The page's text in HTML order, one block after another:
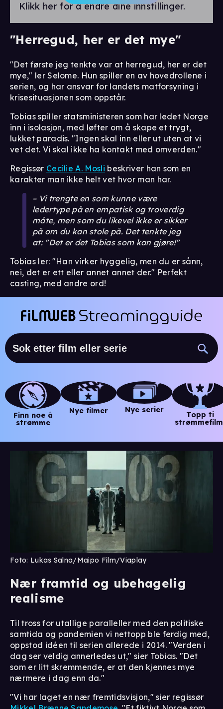
Klikk her for å endre dine innstillinger.
"Herregud, her er det mye"
"Det første jeg tenkte var at herregud, her er det
mye," ler Selome. Hun spiller en av hovedrollene i
serien, og har ansvar for landets matforsyning i
krisesituasjonen som oppstår.
Tobias spiller statsministeren som har ledet Norge
inn i isolasjon, med løfter om å skape et trygt,
lukket paradis. "Ingen skal inn eller ut uten at vi
vet det. Vi skal ikke ha kontakt med omverden."
Regissør Cecilie A. Mosli beskriver han som en
karakter man ikke helt vet hvor man har.
– Vi trengte en som kunne være
ledertype på en empatisk og troverdig
måte, men som du likevel ikke er sikker
på om du kan stole på. Det tenkte jeg
at: "Det er det Tobias som kan gjøre!"
Tobias ler: "Han virker hyggelig, men du er sånn,
nei, det er ett eller annet annet der." Perfekt
casting, med andre ord!
Finn noe å
strømme
Nye filmer Nye serier
Topp ti
Foto: Lukas Salna/Maipo Film/Viaplay
Nær framtid og ubehagelig
realisme
Til tross for utallige paralleller med den politiske
samtida og pandemien vi nettopp ble ferdig med,
oppstod idéen til serien allerede i 2014. "Verden i
dag ser veldig annerledes ut," sier Tobias. "Det
som er litt skremmende, er at den kjennes mye
nærmere i dag enn da."
"Vi har laget en nær fremtidsvisjon," sier regissør